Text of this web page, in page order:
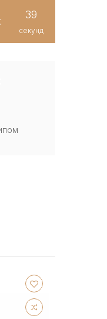
:
39
секунд